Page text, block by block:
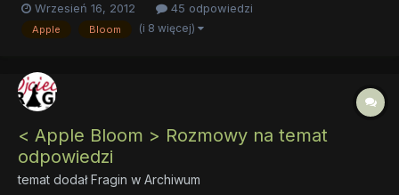
Wrzesień 16, 2012 45 odpowiedzi
Apple Bloom (i 8 więcej)
< Apple Bloom > Rozmowy na temat
odpowiedzi
temat dodałFragin w Archiwum